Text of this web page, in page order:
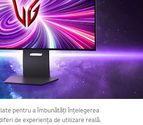
pentru a îmbunătăți înțelegerea
de experiența de utilizare reală.